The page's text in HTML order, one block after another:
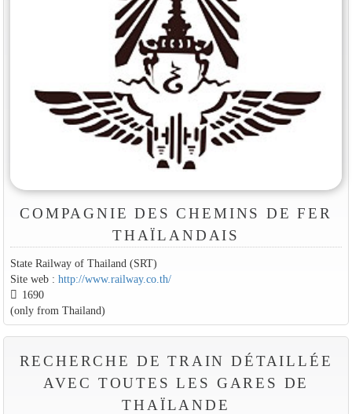
COMPAGNIE DES CHEMINS DE FER
THAÏLANDAIS
State Railway of Thailand (SRT)
Site web : http://www.railway.co.th/
1690
(only from Thailand)
RECHERCHE DE TRAIN DÉTAILLÉE
AVEC TOUTES LES GARES DE
THAÏLANDE